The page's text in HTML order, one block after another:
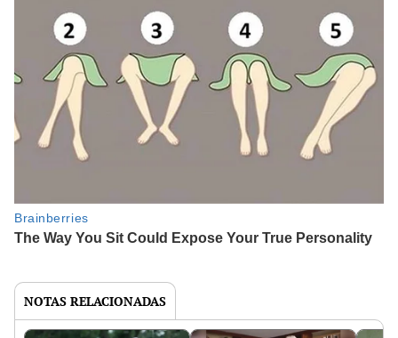
NOTAS RELACIONADAS